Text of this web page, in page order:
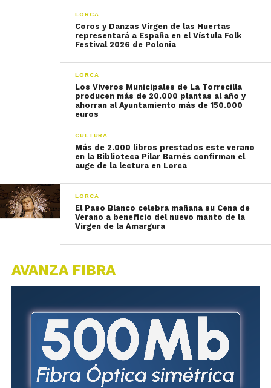
LORCA
Coros y Danzas Virgen de las Huertas
representará a España en el Vístula Folk
Festival 2026 de Polonia
LORCA
Los Viveros Municipales de La Torrecilla
producen más de 20.000 plantas al año y
ahorran al Ayuntamiento más de 150.000
euros
CULTURA
Más de 2.000 libros prestados este verano
en la Biblioteca Pilar Barnés confirman el
auge de la lectura en Lorca
LORCA
El Paso Blanco celebra mañana su Cena de
Verano a beneficio del nuevo manto de la
Virgen de la Amargura
AVANZA FIBRA